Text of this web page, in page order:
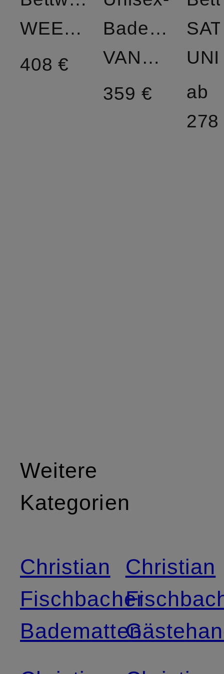
WEEKEND
408 €
Bademantel
VANESSA
359 €
UNI
ab
278
Weitere
Kategorien
Christian
Fischbacher
Badematten
Christian